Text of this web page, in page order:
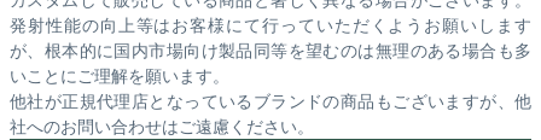
発射性能の向上等はお客様にて行っていただくようお願いします
が、根本的に国内市場向け製品同等を望むのは無理のある場合も多
いことにご理解を願います。
他社が正規代理店となっているブランドの商品もございますが、他
社へのお問い合わせはご遠慮ください。